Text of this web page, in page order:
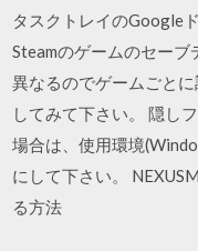
タスクトレイのGoogle
Steamのゲームのセー
異なるのでゲームごと
してみて下さい。 隠し
場合は、使用環境
にして下さい。
る方法